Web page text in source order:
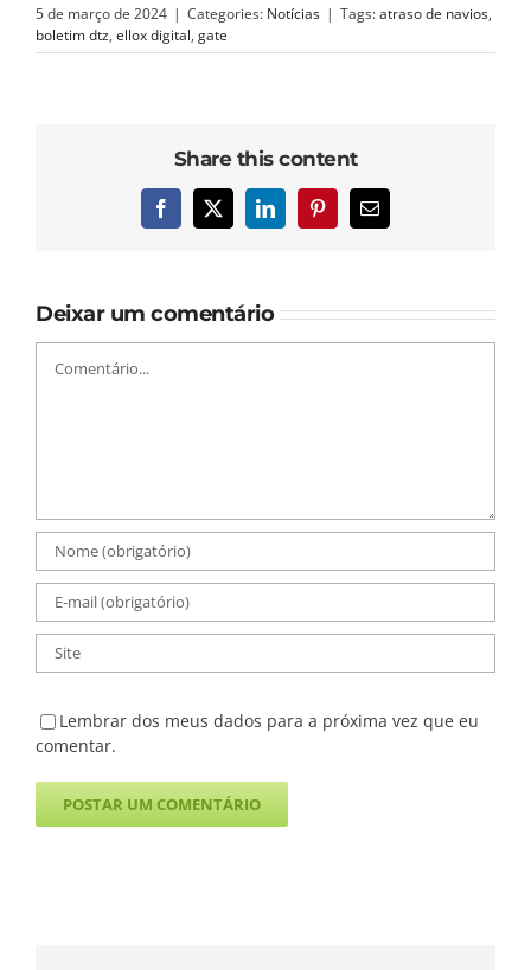
5 de março de 2024 | Categories: Notícias | Tags:atraso de navios,
boletim dtz, ellox digital, gate
Share this content
Facebook
X LinkedInPinterest
E-
mail
Deixar um comentário
Lembrar dos meus dados para a próxima vez que eu
comentar.